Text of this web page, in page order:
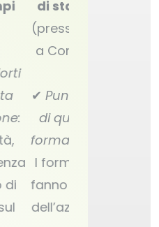
di stampi
(presso REP
a Corbas)
Punti forti
di questa
I formatori
parte